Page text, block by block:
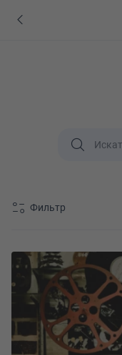
Фильтр